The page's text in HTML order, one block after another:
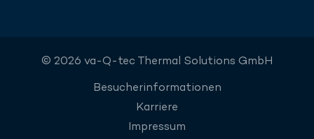
© 2026 va-Q-tec Thermal Solutions GmbH
Besucherinformationen
Karriere
Impressum